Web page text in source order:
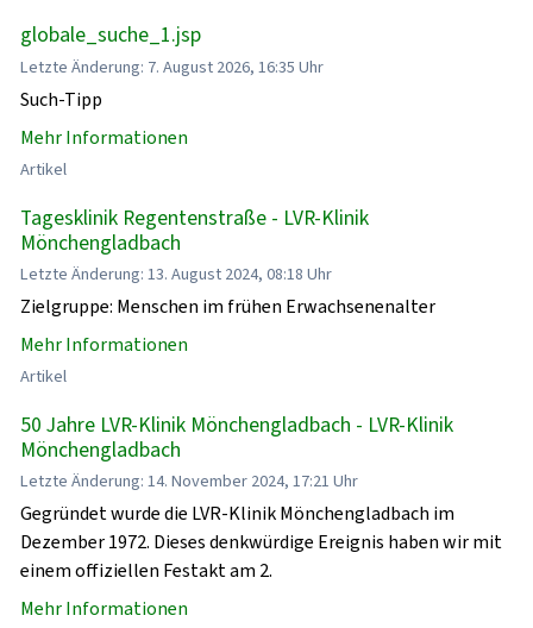
globale_suche_1.jsp
Letzte Änderung: 7. August 2026, 16:35 Uhr
Such-Tipp
Mehr Informationen
Artikel
Tagesklinik Regentenstraße - LVR-Klinik
Mönchengladbach
Letzte Änderung: 13. August 2024, 08:18 Uhr
Zielgruppe: Menschen im frühen Erwachsenenalter
Mehr Informationen
Artikel
50 Jahre LVR-Klinik Mönchengladbach - LVR-Klinik
Mönchengladbach
Letzte Änderung: 14. November 2024, 17:21 Uhr
Gegründet wurde die LVR-Klinik Mönchengladbach im
Dezember 1972. Dieses denkwürdige Ereignis haben wir mit
einem offiziellen Festakt am 2.
Mehr Informationen